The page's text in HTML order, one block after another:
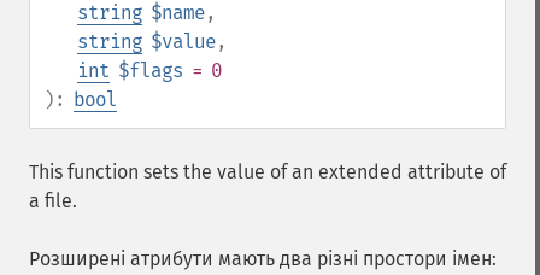
string $name,
string $value,
int $flags = 0
): bool
This function sets the value of an extended attribute of
a file.
Розширені атрибути мають два різні простори імен: